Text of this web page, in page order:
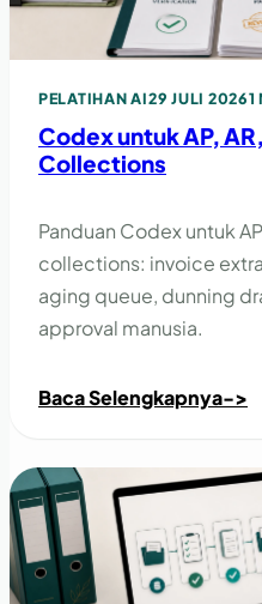
PELATIHAN AI29 JULI 20261
Codex untuk AP,
Collections
Panduan Codex untuk
collections: invoice
aging queue, dunning
approval manusia.
Baca Selengkapnya->